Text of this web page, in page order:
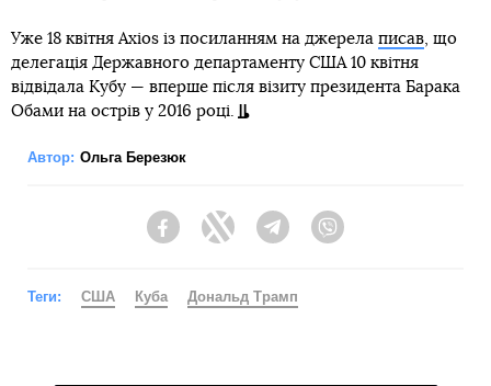
Уже 18 квітня Axios із посиланням на джерела писав , що
делегація Державного департаменту США 10 квітня
відвідала Кубу — вперше після візиту президента Барака
Обами на острів у 2016 році.
Автор: Ольга Березюк
FacebookTwitter Telegram
Теги: США Куба Дональд Трамп